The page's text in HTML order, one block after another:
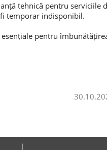
tehnică pentru serviciile
temporar indisponibil.
pentru